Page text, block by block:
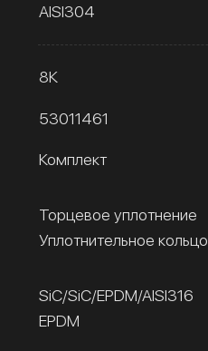
AISI304
8К
53011461
Комплект
Торцевое уплотнение
Уплотнительное кольцо
SiC/SiC/EPDM/AISI316
EPDM